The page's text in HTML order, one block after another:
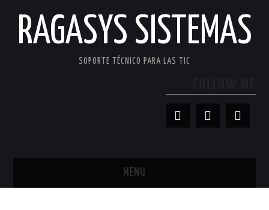
RAGASYS SISTEMAS
SOPORTE TÉCNICO PARA LAS TIC
MENU